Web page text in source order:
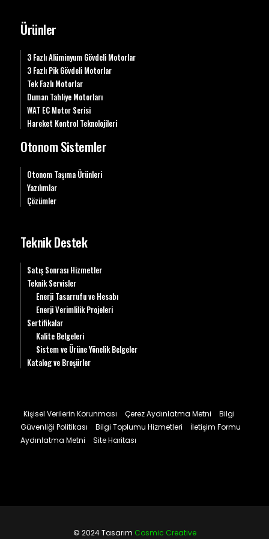
Ürünler
3 Fazlı Alüminyum Gövdeli Motorlar
3 Fazlı Pik Gövdeli Motorlar
Tek Fazlı Motorlar
Duman Tahliye Motorları
WAT EC Motor Serisi
Hareket Kontrol Teknolojileri
Otonom Sistemler
Otonom Taşıma Ürünleri
Yazılımlar
Çözümler
Teknik Destek
Satış Sonrası Hizmetler
Teknik Servisler
Enerji Tasarrufu ve Hesabı
Enerji Verimlilik Projeleri
Sertifikalar
Kalite Belgeleri
Sistem ve Ürüne Yönelik Belgeler
Katalog ve Broşürler
Kişisel Verilerin Korunması Çerez Aydınlatma Metni
Bilgi
Güvenliği Politikası
Bilgi Toplumu Hizmetleri
İletişim Formu
Aydınlatma Metni
Site Haritası
© 2024 Tasarım Cosmic Creative